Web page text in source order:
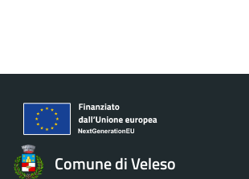
Comune di Veleso